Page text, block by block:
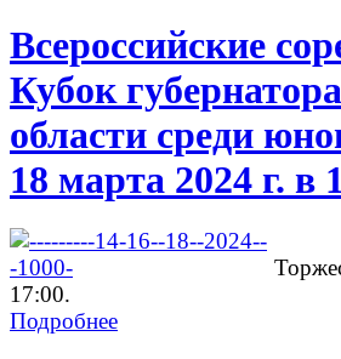
Всероссийские
Кубок
области среди
18 марта 2024 г. в
17:00.
Подробнее